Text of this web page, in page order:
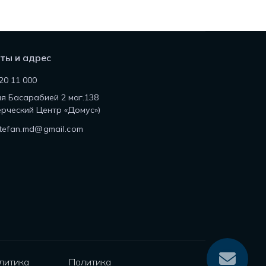
и адрес
11 000
Басарабией 2 маг.138
Центр «Домус»)
Политика